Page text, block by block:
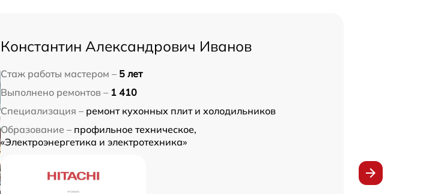
Константин Александрович Иванов
Стаж работы мастером – 5 лет
Выполнено ремонтов – 1 410
Специализация – ремонт кухонных плит и холодильников
Образование – профильное техническое,
«Электроэнергетика и электротехника»